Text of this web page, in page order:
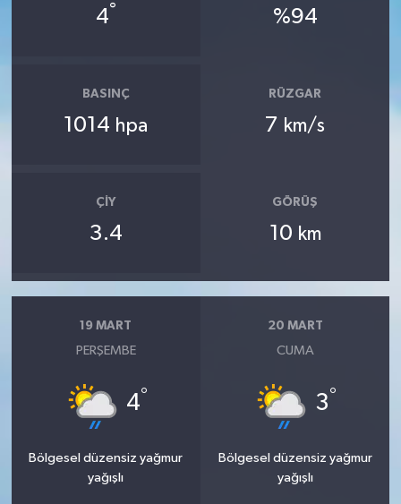
4° %94
BASINÇ
1014 hpa
RÜZGAR
7 km/s
ÇIY
3.4
GÖRÜŞ
10 km
19 MART
PERŞEMBE
4°
Bölgesel düzensiz yağmur
yağışlı
20 MART
CUMA
3°
Bölgesel düzensiz yağmur
yağışlı